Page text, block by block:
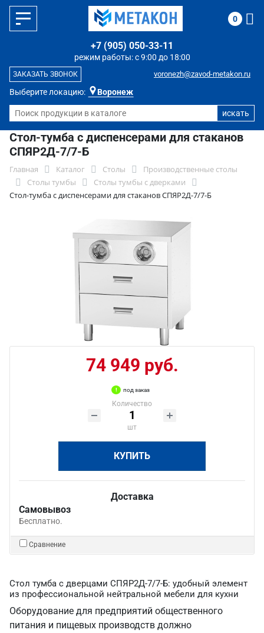
Выберите локацию: Воронеж
режим работы: с 9:00 до 18:00
+7 (905) 050-33-11
voronezh@zavod-metakon.ru
ЗАКАЗАТЬ ЗВОНОК
0
Стол-тумба с диспенсерами для стаканов
СПЯР2Д-7/7-Б
Главная Каталог Столы
Производственные столы
Столы тумбы
Столы тумбы с дверками
Стол-тумба с диспенсерами для стаканов СПЯР2Д-7/7-Б
74 949 руб.
под заказ
Количество
шт
КУПИТЬ
Доставка
Самовывоз
Бесплатно.
Сравнение
Стол тумба с дверцами СПЯР2Д-7/7-Б: удобный элемент
из профессиональной нейтральной мебели для кухни
Оборудование для предприятий общественного
питания и пищевых производств должно